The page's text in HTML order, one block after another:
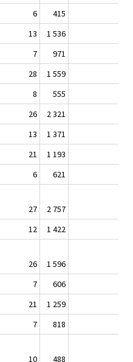
6
415
13
1 536
7
971
28
1 559
8
555
26
2 321
13
1 371
21
1 193
6
621
27
2 757
12
1 422
26
1 596
7
606
21
1 259
7
818
10 488